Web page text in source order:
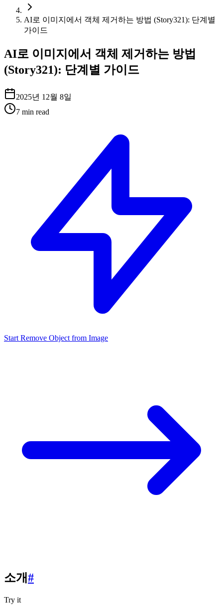
AI로 이미지에서 객체 제거하는 방법 (Story321): 단계별
가이드
AI로 이미지에서 객체 제거하는 방법
(Story321): 단계별 가이드
2025년 12월 8일
7 min read
Start Remove Object from Image
소개#
Try it